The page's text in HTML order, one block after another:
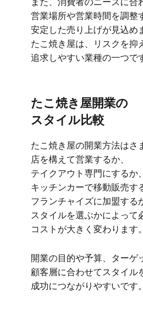
営業場所や​営業時間を​調整
安定した​売り上げが​見込め
たこ焼き屋は、​リスクを​抑
追求しやすい​業種の​一つで
た​こ焼き屋開業の​
スタイル比較
た​こ焼き屋の​開業方​法は​さ
店を​構えて​営業するか、​
テイクアウト専門に​するか、​
キッチンカーで​移動販売す
フランチャイズに​加盟する
スタイルを​選ぶかに​よって​
コストが​大きく​変わります。
開業の​目的や​予算、​ターゲ
顧客層に​合わせて​スタイル
成功に​つながりやすいです。